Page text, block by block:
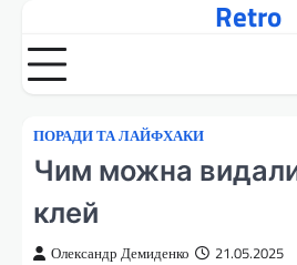
вмісту
Retro
ПОРАДИ ТА ЛАЙФХАКИ
Чим можна
клей
Олександр Демиденко 21.05.2025